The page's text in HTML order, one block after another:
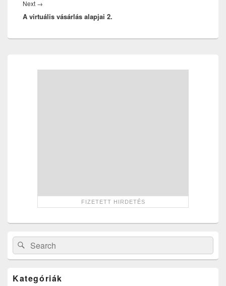
Next →
post:
A virtuális vásárlás alapjai 2.
Search
for:
Search
Kategóriák